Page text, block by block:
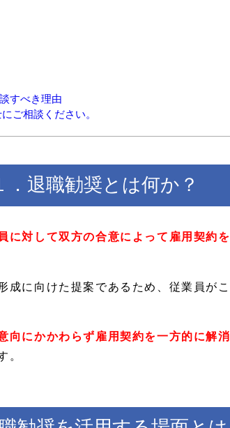
すべき理由
ご相談ください。
．退職勧奨とは何か？
に対して双方の合意によって雇用契約
成に向けた提案であるため、従業員が
向にかかわらず雇用契約を一方的に解
。